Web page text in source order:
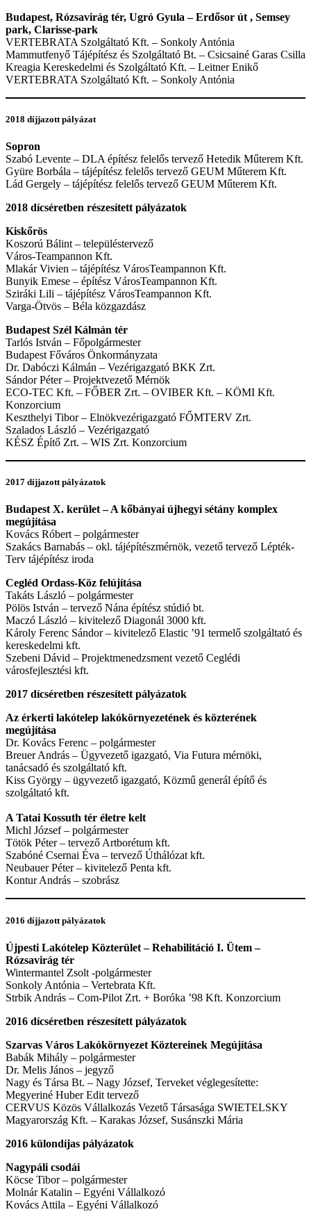
​Budapest, Rózsavirág tér, Ugró Gyula – Erdősor út , Semsey
park, Clarisse-park
VERTEBRATA Szolgáltató Kft. – Sonkoly Antónia
Mammutfenyő Tájépítész és Szolgáltató Bt. – Csicsainé Garas Csilla
Kreagia Kereskedelmi és Szolgáltató Kft. – Leitner Enikő
VERTEBRATA Szolgáltató Kft. – Sonkoly Antónia
​2018 díjjazott pályázat
Sopron
Szabó Levente – DLA építész felelős tervező Hetedik Műterem Kft.
Gyüre Borbála – tájépítész felelős tervező GEUM Műterem Kft.
Lád Gergely – tájépítész felelős tervező GEUM Műterem Kft.
2018 dícséretben részesített pályázatok
Kiskőrös
Koszorú Bálint – településtervező
Város-Teampannon Kft.
Mlakár Vivien – tájépítész VárosTeampannon Kft.
Bunyik Emese – építész VárosTeampannon Kft.
Sziráki Lili – tájépítész VárosTeampannon Kft.
Varga-Ötvös – Béla közgazdász
Budapest Szél Kálmán tér
Tarlós István – Főpolgármester
Budapest Főváros Önkormányzata
Dr. Dabóczi Kálmán – Vezérigazgató BKK Zrt.
Sándor Péter – Projektvezető Mérnök
ECO-TEC Kft. – FŐBER Zrt. – OVIBER Kft. – KÖMI Kft.
Konzorcium
Keszthelyi Tibor – Elnökvezérigazgató FŐMTERV Zrt.
Szalados László – Vezérigazgató
KÉSZ Építő Zrt. – WIS Zrt. Konzorcium
2017 díjjazott pályázatok
Budapest X. kerület – A kőbányai újhegyi sétány komplex
megújítása
Kovács Róbert – polgármester
Szakács Barnabás – okl. tájépítészmérnök, vezető tervező Lépték-
Terv tájépítész iroda
Cegléd Ordass-Köz felújítása
Takáts László – polgármester
Pölös István – tervező Nána építész stúdió bt.
Maczó László – kivitelező Diagonál 3000 kft.
Károly Ferenc Sándor – kivitelező Elastic ’91 termelő szolgáltató és
kereskedelmi kft.
Szebeni Dávid – Projektmenedzsment vezető Ceglédi
városfejlesztési kft.
2017 dícséretben részesített pályázatok
Az érkerti lakótelep lakókörnyezetének és közterének
megújítása
Dr. Kovács Ferenc – polgármester
Breuer András – Ügyvezető igazgató, Via Futura mérnöki,
tanácsadó és szolgáltató kft.
Kiss György – ügyvezető igazgató, Közmű generál építő és
szolgáltató kft.
A Tatai Kossuth tér életre kelt
Michl József – polgármester
Tötök Péter – tervező Artborétum kft.
Szabóné Csernai Éva – tervező Úthálózat kft.
Neubauer Péter – kivitelező Penta kft.
Kontur András – szobrász
2016 díjjazott pályázatok
Újpesti Lakótelep Közterület – Rehabilitáció I. Ütem –
Rózsavirág tér
Wintermantel Zsolt -polgármester
Sonkoly Antónia – Vertebrata Kft.
Strbik András – Com-Pilot Zrt. + Boróka ’98 Kft. Konzorcium
2016 dícséretben részesített pályázatok
Szarvas Város Lakókörnyezet Köztereinek Megújítása
Babák Mihály – polgármester
Dr. Melis János – jegyző
Nagy és Társa Bt. – Nagy József, Terveket véglegesítette:
Megyeriné Huber Edit tervező
CERVUS Közös Vállalkozás Vezető Társasága SWIETELSKY
Magyarország Kft. – Karakas József, Susánszki Mária
2016 külondíjas pályázatok
Nagypáli csodái
Köcse Tibor – polgármester
Molnár Katalin – Egyéni Vállalkozó
Kovács Attila – Egyéni Vállalkozó